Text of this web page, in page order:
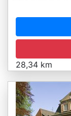
28,34 km